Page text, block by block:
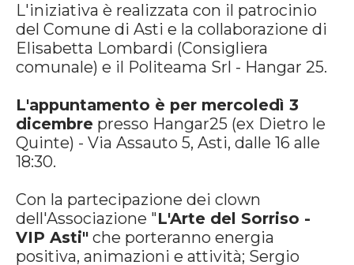
L'iniziativa è realizzata con il patrocinio
del Comune di Asti e la collaborazione di
Elisabetta Lombardi (Consigliera
comunale) e il Politeama Srl - Hangar 25.
L'appuntamento è per mercoledì 3
dicembre presso Hangar25 (ex Dietro le
Quinte) - Via Assauto 5, Asti, dalle 16 alle
18:30.
Con la partecipazione dei clown
dell'Associazione "L'Arte del Sorriso -
VIP Asti" che porteranno energia
positiva, animazioni e attività; Sergio